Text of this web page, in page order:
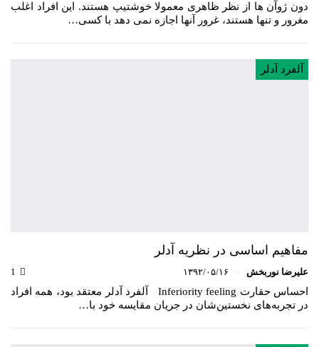
دون ژوآن ها از نظر ظاهری معمولا خوشتیپ هستند. این افراد اغلب
مغرور و تنها هستند، غرور آنها اجازه نمی دهد با کسی…
آلفرد آدلر
مفاهیم اساسی در نظریه آدلر
علیرضا نوربخش ۱۳۹۲/۰۵/۱۶
احساس حقارت Inferiority feeling آلفرد آدلر معتقد بود، همه افراد
در تجربه‌های نخستين‌شان در جريان مقايسه خود با…